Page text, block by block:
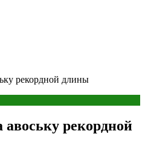
рекордной длины
авоську рекордной